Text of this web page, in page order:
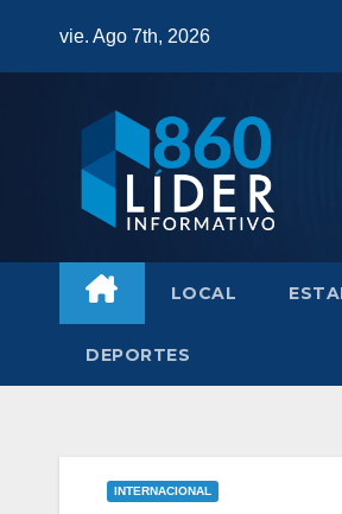
vie. Ago 7th, 2026
LOCAL
DEPORTES
INTERNACIONAL